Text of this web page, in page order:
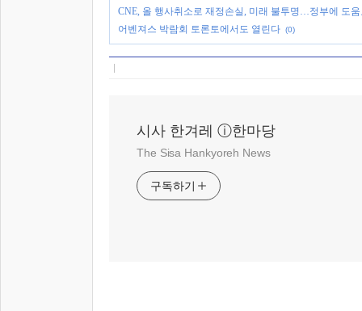
CNE, 올 행사취소로 재정손실, 미래 불투명…정부에 도
어벤져스 박람회 토론토에서도 열린다 (0)
시사 한겨레 ⓘ한마당
The Sisa Hankyoreh News
구독하기